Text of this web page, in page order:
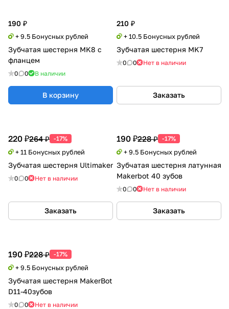
190 ₽
+ 9.5 Бонусных рублей
Зубчатая шестерня MK8 с
фланцем
0 0 В наличии
В корзину
210 ₽
+ 10.5 Бонусных рублей
Зубчатая шестерня MK7
0 0 Нет в наличии
Заказать
220 ₽264 ₽ -17%
+ 11 Бонусных рублей
Зубчатая шестерня Ultimaker
0 0 Нет в наличии
Заказать
190 ₽228 ₽ -17%
+ 9.5 Бонусных рублей
Зубчатая шестерня латунная
Makerbot 40 зубов
0 0 Нет в наличии
Заказать
190 ₽228 ₽ -17%
+ 9.5 Бонусных рублей
Зубчатая шестерня MakerBot
D11-40зубов
0 0 Нет в наличии